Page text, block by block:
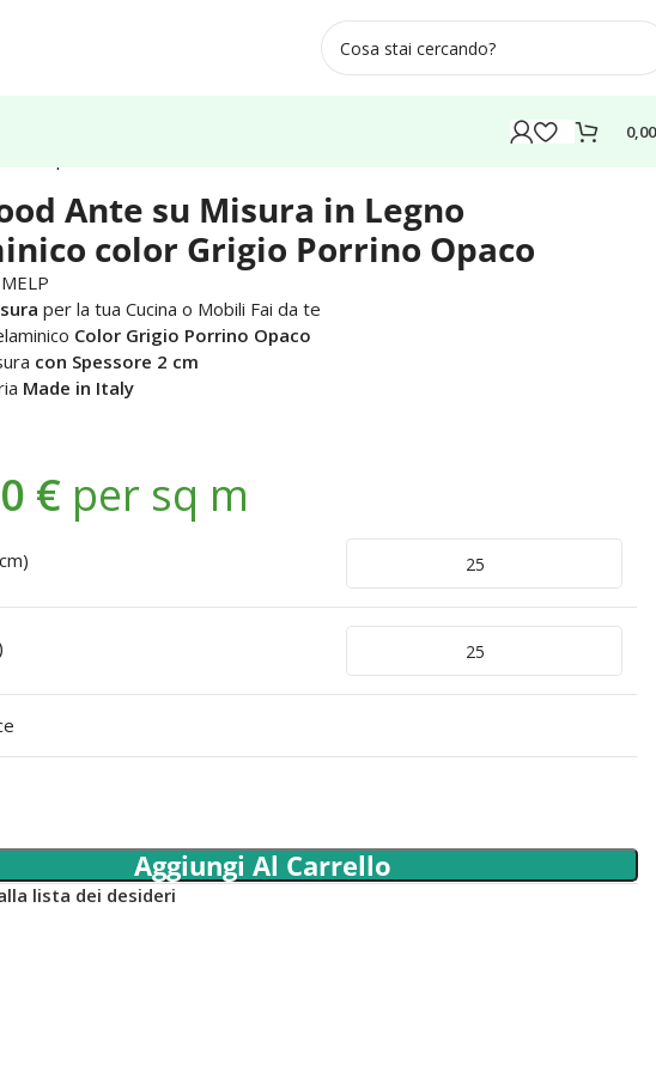
Ante su Misura in Legno
color Grigio Porrino Opaco
per la tua Cucina o Mobili Fai da te
Color Grigio Porrino Opaco
con Spessore 2 cm
Made in Italy
€per sq m
Aggiungi Al Carrello
lista dei desideri